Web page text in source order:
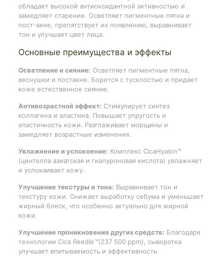
обладает высокой антиоксидантной активностью и
замедляет старение. Осветляет пигментные пятна и
пост-акне, препятствует их появлению, выравнивает
тон и улучшает цвет лица.
Основные преимущества и эффекты
Осветление и сияние: Осветляет пигментные пятна,
веснушки и постакне. Борется с тусклостью и придает
коже естественное сияние.
Антивозрастной эффект: Стимулирует синтез
коллагена и эластина. Повышает упругость и
эластичность кожи. Разглаживает морщины и
замедляет возрастные изменения.
Увлажнение и успокоение: Комплекс CicaHyalon™
(центелла азиатская и гиалуроновая кислота) увлажняет
и успокаивает кожу.
Улучшение текстуры и тона: Выравнивает тон и
текстуру кожи. Снижает выработку себума и уменьшает
жирный блеск, что особенно актуально для жирной
кожи.
Улучшение проникновения других средств: Благодаря
технологии Cica Reedle™(237 500 ppm), сыворотка
улучшает впитываемость и эффективность